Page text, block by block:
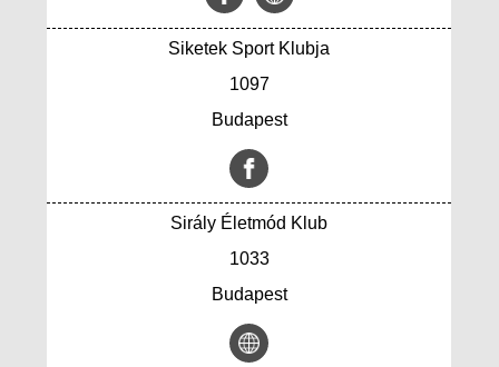
Siketek Sport Klubja
1097
Budapest
Sirály Életmód Klub
1033
Budapest